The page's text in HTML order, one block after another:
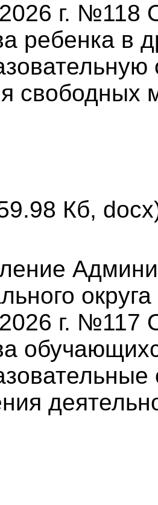
г. №118
ребенка в
свободных
Кб,
г. №117